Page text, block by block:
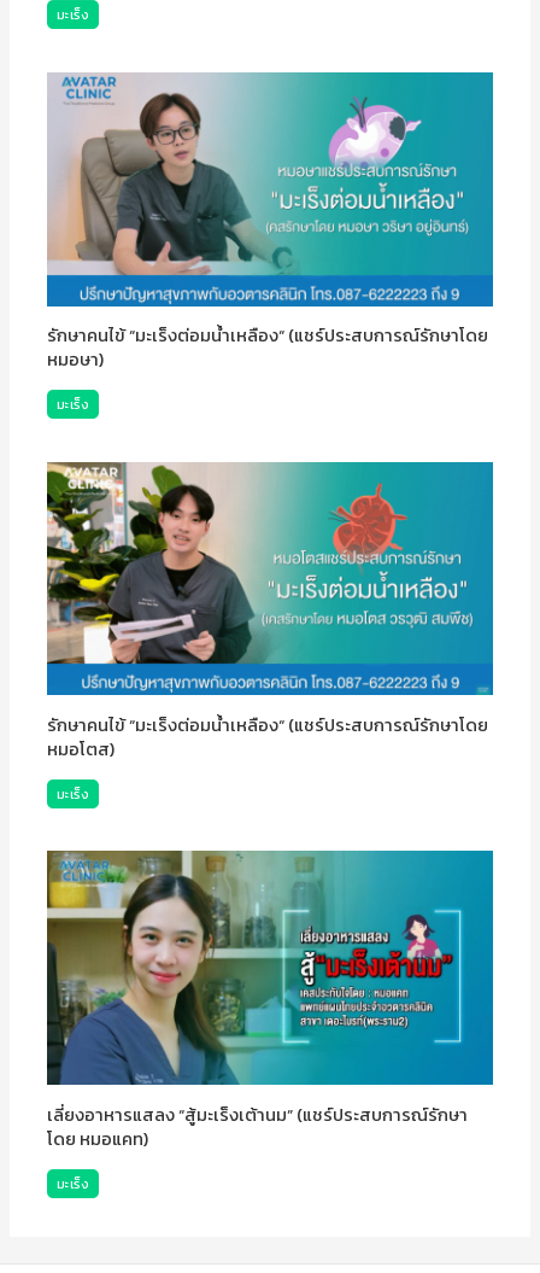
มะเร็ง
รักษาคนไข้ “มะเร็งต่อมน้ำเหลือง“ (แชร์ประสบการณ์รักษาโดย
หมอษา)
มะเร็ง
รักษาคนไข้ “มะเร็งต่อมน้ำเหลือง“ (แชร์ประสบการณ์รักษาโดย
หมอโตส)
มะเร็ง
เลี่ยงอาหารแสลง “สู้มะเร็งเต้านม” (แชร์ประสบการณ์รักษา
โดย หมอแคท)
มะเร็ง